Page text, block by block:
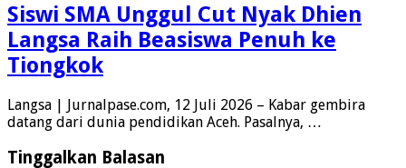
Siswi SMA Unggul Cut Nyak Dhien
Langsa Raih Beasiswa Penuh ke
Tiongkok
Langsa | Jurnalpase.com, 12 Juli 2026 – Kabar gembira
datang dari dunia pendidikan Aceh. Pasalnya, …
Tinggalkan Balasan